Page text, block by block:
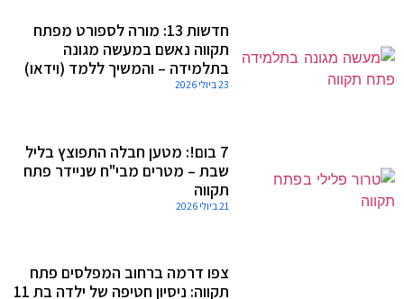
חדשות 13: מורה לספורט מפתח
תקווה נאשם במעשה מגונה
בתלמידה – והמשיך ללמד (וידאו)
23 ביולי 2026
7 בום!: מטען חבלה התפוצץ בליל
שבת – מטרים מבי"ח שניידר פתח
תקווה
21 ביולי 2026
צפו דרמה ברחוב המפלסים פתח
תקווה: ניסיון חטיפה של ילדה בת 11